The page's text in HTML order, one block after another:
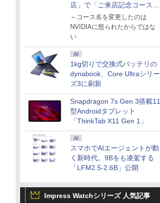
店」で「ご来店記念コース」
を娘と堪能
～コース名を変更したのは
NVIDIAに怒られたからではな
い
AI
1kg切りで交換式バッテリの
dynabook、Core Ultraシリー
ズ3に刷新
Snapdragon 7s Gen 3搭載11
型Androidタブレット
「ThinkTab X11 Gen 1」
AI
スマホでAIエージェントが動
く新時代。9Bをも凌駕する
「LFM2.5-2.6B」公開
Impress Watchシリーズ 人気記事